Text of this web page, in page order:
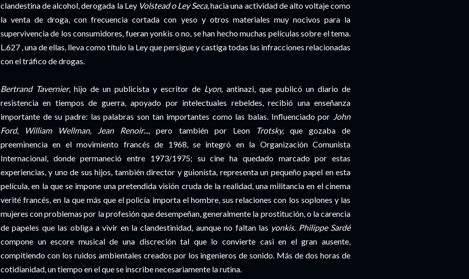
clandestina de alcohol, derogada la Ley Volstead o Ley Seca,hacia una actividad de alto voltaje como
la venta de droga, con frecuencia cortada con yeso y otros materiales muy nocivos para la
supervivencia de los consumidores, fueran yonkis o no, se han hecho muchas películas sobre el tema.
L.627 , una de ellas, lleva como título la Ley que persigue y castiga todas las infracciones relacionadas
con el tráfico de drogas.
Bertrand Tavernier, hijo de un publicista y escritor de Lyon, antinazi, que publicó un diario de
resistencia en tiempos de guerra, apoyado por intelectuales rebeldes, recibió una enseñanza
importante de su padre: las palabras son tan importantes como las balas. Influenciado por John
Ford, William Wellman, Jean Renoir..., pero también por Leon Trotsky,que gozaba de
preeminencia en el movimiento francés de 1968, se integró en la Organización Comunista
Internacional, donde permaneció entre 1973/1975; su cine ha quedado marcado por estas
experiencias, y uno de sus hijos, también director y guionista, representa un pequeño papel en esta
película, en la que se impone una pretendida visión cruda de la realidad, una militancia en el cinema
verité francés, en la que más que el policía importa el hombre, sus relaciones con los soplones y las
mujeres con problemas por la profesión que desempeñan, generalmente la prostitución, o la carencia
de papeles que las obliga a vivir en la clandestinidad, aunque no faltan las yonkis. Philippe Sardé
compone un escore musical de una discreción tal que lo convierte casi en el gran ausente,
compitiendo con los ruidos ambientales creados por los ingenieros de sonido. Más de dos horas de
cotidianidad, un tiempo en el que se inscribe necesariamente la rutina.